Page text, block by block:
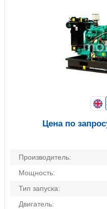
Производитель:
Мощность:
Тип запуска:
Двигатель:
Цена по